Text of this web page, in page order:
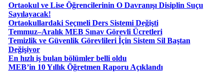
Ortaokul ve Lise Öğrencilerinin O Davranışı Disiplin Suçu
Sayılayacak!
Ortaokullardaki Seçmeli Ders Sistemi Değişti
Temmuz–Aralık MEB Sınav Görevli Ücretleri
Temizlik ve Güvenlik Görevlileri İçin Sistem Sil Baştan
Değişiyor
En hızlı iş bulan bölümler belli oldu
MEB’in 10 Yıllık Öğretmen Raporu Açıklandı